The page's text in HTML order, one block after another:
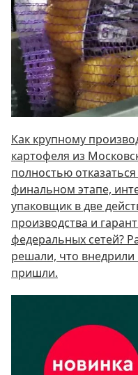
Как крупному
картофеля из
полностью
финальном этапе,
упаковщик в две
производства и
федеральных сетей?
решали, что внедрили
пришли.